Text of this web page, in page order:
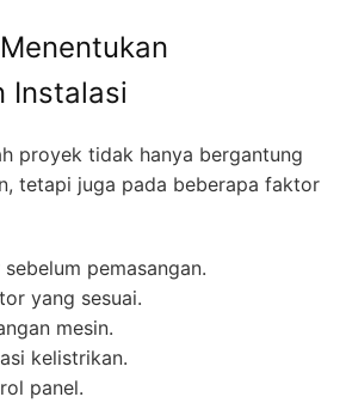
Instalasi
proyek tidak hanya bergantung
tetapi juga pada beberapa faktor
pemasangan.
yang sesuai.
mesin.
kelistrikan.
panel.